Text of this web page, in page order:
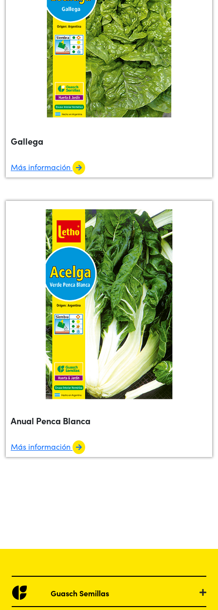
Gallega
Más información
Anual Penca Blanca
Más información
Guasch Semillas